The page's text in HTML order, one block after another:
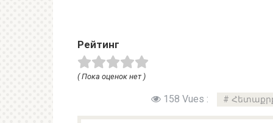
Рейтинг
( Пока оценок нет )
158 Vues :